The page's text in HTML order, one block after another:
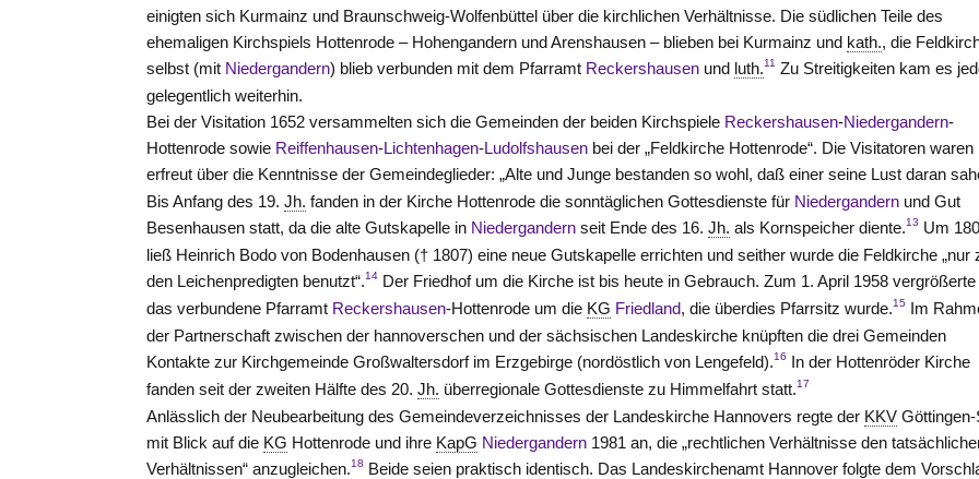
einigten sich Kurmainz und Braunschweig-Wolfenbüttel über die kirchlichen Verhältnisse. Die südlichen Teile des
ehemaligen Kirchspiels Hottenrode – Hohengandern und Arenshausen – blieben bei Kurmainz und kath., die
selbst (mit Niedergandern) blieb verbunden mit dem Pfarramt Reckershausen und luth.11 Zu Streitigkeiten kam es
gelegentlich weiterhin.
Bei der Visitation 1652 versammelten sich die Gemeinden der beiden Kirchspiele Reckershausen-Niedergandern-
Hottenrode sowie Reiffenhausen-Lichtenhagen-Ludolfshausen bei der „Feldkirche Hottenrode“. Die Visitatoren waren
erfreut über die Kenntnisse der Gemeindeglieder: „Alte und Junge bestanden so wohl, daß einer seine Lust daran
Bis Anfang des 19.Jh. fanden in der Kirche Hottenrode die sonntäglichen Gottesdienste für Niedergandern und Gut
Besenhausen statt, da die alte Gutskapelle in Niedergandern seit Ende des 16.Jh. als Kornspeicher diente.13 Um
ließ Heinrich Bodo von Bodenhausen († 1807) eine neue Gutskapelle errichten und seither wurde die Feldkirche „nur
den Leichenpredigten benutzt“.14 Der Friedhof um die Kirche ist bis heute in Gebrauch. Zum 1. April 1958
das verbundene Pfarramt Reckershausen-Hottenrode um die KG Friedland, die überdies Pfarrsitz wurde.15 Im
der Partnerschaft zwischen der hannoverschen und der sächsischen Landeskirche knüpften die drei Gemeinden
Kontakte zur Kirchgemeinde Großwaltersdorf im Erzgebirge (nordöstlich von Lengefeld).16 In der Hottenröder Kirche
fanden seit der zweiten Hälfte des 20.Jh. überregionale Gottesdienste zu Himmelfahrt statt.17
Anlässlich der Neubearbeitung des Gemeindeverzeichnisses der Landeskirche Hannovers regte der KKV
mit Blick auf die KG Hottenrode und ihre KapG Niedergandern 1981 an, die „rechtlichen Verhältnisse den
Verhältnissen“ anzugleichen.18 Beide seien praktisch identisch. Das Landeskirchenamt Hannover folgte dem